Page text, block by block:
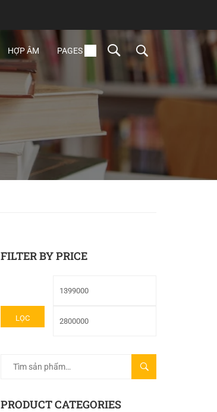
HỢP ÂM PAGES
FILTER BY PRICE
LỌC
TÌM
KIẾM
PRODUCT CATEGORIES